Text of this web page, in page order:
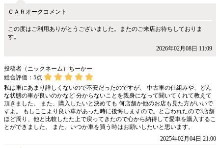
ＣＡＲオークコメント
この度はご利用ありがとうございました。またのご来店お待ちしておりま
す。
2026年02月08日 11:09
投稿者（ニックネーム）ちーかー
総合評価： 5点
私は車にあまり詳しくないので不安だったのですが、 中古車の仕組みや、どん
な状態の車が良いのかなど 分からないことを親身になって聞いてくれて教えて
頂きました。 また、購入したいと決めても 何店舗か他のお店も見た方がいいで
すよ。 もしここより良い車があった時に後悔しますので。と言われたので3店舗
ほど周り、他と比較したた上で戻ってきたので心から納得して愛車を購入するこ
とができました。 また、いつか車を買う時はお願いしたいと思います。
2025年02月04日 21:00